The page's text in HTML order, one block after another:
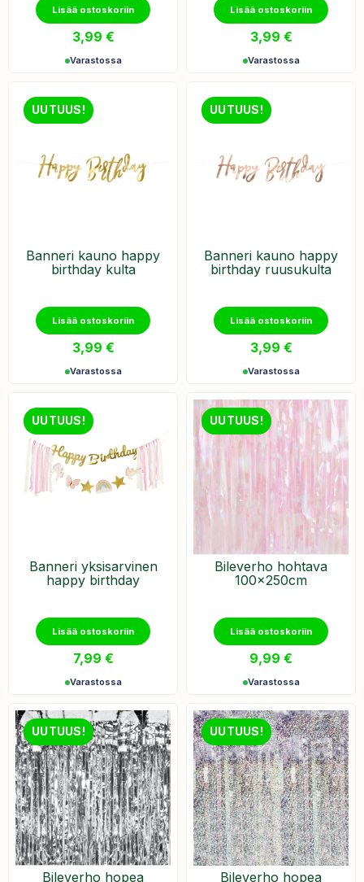
Lisää ostoskoriin
3,99 €
Varastossa
Lisää ostoskoriin
3,99 €
Varastossa
UUTUUS!
Banneri kauno happy
birthday kulta
Lisää ostoskoriin
3,99 €
Varastossa
UUTUUS!
Banneri kauno happy
birthday ruusukulta
Lisää ostoskoriin
3,99 €
Varastossa
UUTUUS!
Banneri yksisarvinen
happy birthday
Lisää ostoskoriin
7,99 €
Varastossa
UUTUUS!
Bileverho hohtava
100x250cm
Lisää ostoskoriin
9,99 €
Varastossa
UUTUUS!
Bileverho hopea
UUTUUS!
Bileverho hopea